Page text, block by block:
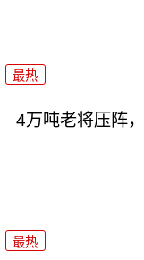
最热
4万吨老将压阵
最热